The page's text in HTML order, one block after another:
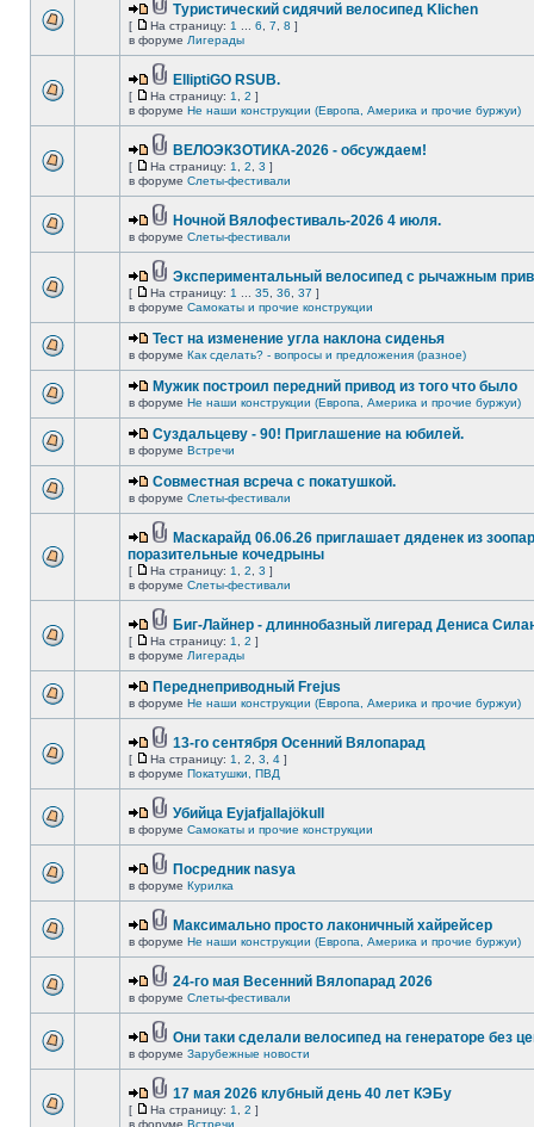
Туристический сидячий велосипед Klichen
[ На страницу: 1 6 7 8 ]
в форуме Лигерады
ElliptiGO RSUB.
[ На страницу: 1 2 ]
в форуме Не наши конструкции (Европа, Америка и прочие буржуи)
ВЕЛОЭКЗОТИКА-2026 - обсуждаем!
[ На страницу: 1 2 3 ]
в форуме Слеты-фестивали
Ночной Вялофестиваль-2026 4 июля.
в форуме Слеты-фестивали
Экспериментальный велосипед с рычажным
[ На страницу: 1 35 36 37 ]
в форуме Самокаты и прочие конструкции
Тест на изменение угла наклона сиденья
в форуме Как сделать? - вопросы и предложения (разное)
Мужик построил передний привод из того что было
в форуме Не наши конструкции (Европа, Америка и прочие буржуи)
Суздальцеву - 90! Приглашение на юбилей.
в форуме Встречи
Совместная всреча с покатушкой.
в форуме Слеты-фестивали
Маскарайд 06.06.26 приглашает дяденек из
поразительные кочедрыны
[ На страницу: 1 2 3 ]
в форуме Слеты-фестивали
Биг-Лайнер - длиннобазный лигерад Дениса
[ На страницу: 1 2 ]
в форуме Лигерады
Переднеприводный Frejus
в форуме Не наши конструкции (Европа, Америка и прочие буржуи)
13-го сентября Осенний Вялопарад
[ На страницу: 1 2 3 4 ]
в форуме Покатушки, ПВД
Убийца Eyjafjallajökull
в форуме Самокаты и прочие конструкции
Посредник nasya
в форуме Курилка
Максимально просто лаконичный хайрейсер
в форуме Не наши конструкции (Европа, Америка и прочие буржуи)
24-го мая Весенний Вялопарад 2026
в форуме Слеты-фестивали
Они таки сделали велосипед на генераторе без
в форуме Зарубежные новости
17 мая 2026 клубный день 40 лет КЭБу
[ На страницу: 1 2 ]
в форуме Встречи